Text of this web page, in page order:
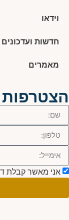
וידאו
חדשות ועדכונים
מאמרים
הצטרפות
אני מאשר קבלת